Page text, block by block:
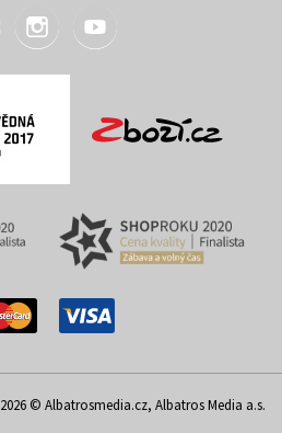
2026 © Albatrosmedia.cz, Albatros Media a.s.